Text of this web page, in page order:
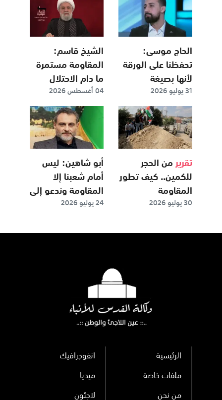
الحاج موسى:
تحفظنا على الورقة
لأنها بصيغة
فضفاضة تتيح
للاحتلال التملص من
التزاماته
31 يوليو 2026
الشيخ قاسم:
المقاومة مستمرة
ما دام الاحتلال
موجوداً.. ولا مانع
من اللقاء مع
القيادة السورية
04 أغسطس 2026
تقرير من الحجر
للكمين.. كيف تطور
المقاومة
الفلسطينية
30 يوليو 2026
أبو شاهين: ليس
أمام شعبنا إلا
المقاومة وندعو إلى
الوحدة لمواجهة
على المنطقة
24 يوليو 2026
الرئيسية انفوجرافيك
ملفات خاصة ميديا
من نحن لاجئون